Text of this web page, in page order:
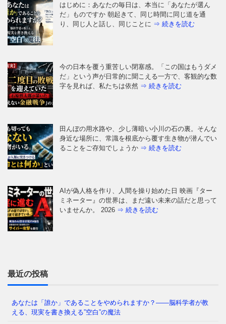
今の日本を覆う重苦しい閉塞感。「この国はもうダメ
だ」という声が日常的に聞こえる一方で、客観的な数
字を見れば、私たちは依然⇒ 続きを読む
田んぼの用水路や、少し薄暗い小川の石の裏。そんな
身近な場所に、常識を根底から覆す生き物が潜んでい
ることをご存知でしょうか ⇒ 続きを読む
AIが偽人格を作り、人間を操り始めた日 映画『ター
ミネーター』の世界は、まだ遠い未来の話だと思って
いませんか。 2026⇒ 続きを読む
今日のニュースが暴く「4つの衝撃真実」を読み解く
スマートフォンを開くたび流れてくるニュース。その
多くは断片的で、すぐに⇒ 続きを読む
あなたの職場、実は「腐りかけ」かもしれません 冷
最近の投稿
あなたは「誰か」であることをやめられますか？——脳科学者が教
える、現実を書き換える”空白”の魔法